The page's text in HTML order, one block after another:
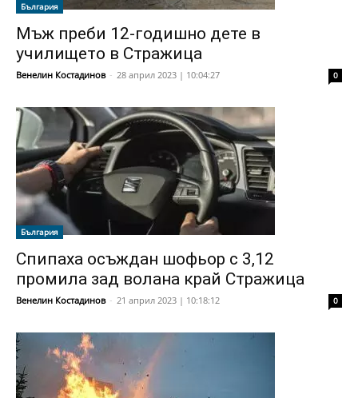
България
Мъж преби 12-годишно дете в
училището в Стражица
Венелин Костадинов - 28 април 2023 | 10:04:27 0
България
Спипаха осъждан шофьор с 3,12
промила зад волана край Стражица
Венелин Костадинов - 21 април 2023 | 10:18:12 0